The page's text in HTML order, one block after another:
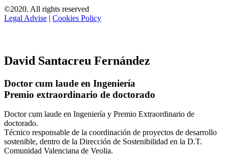
©2020. All rights reserved
Legal Advise | Cookies Policy
David Santacreu Fernández
Doctor cum laude en Ingeniería
Premio extraordinario de doctorado
Doctor cum laude en Ingeniería y Premio Extraordinario de
doctorado.
Técnico responsable de la coordinación de proyectos de desarrollo
sostenible, dentro de la Dirección de Sostenibilidad en la D.T.
Comunidad Valenciana de Veolia.